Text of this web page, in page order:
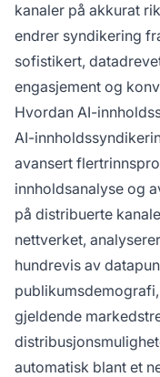
kanaler på akkurat
endrer syndikering
sofistikert,
engasjement og
Hvordan AI-
AI-
avansert
innholdsanalyse og
på distribuerte
nettverket,
hundrevis av
gjeldende
automatisk blant et